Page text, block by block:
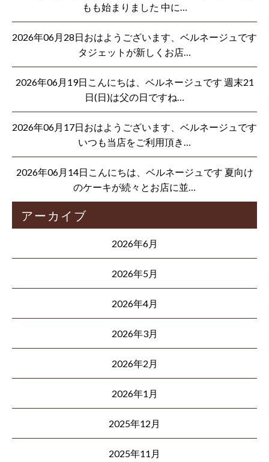
もも始まりました 中に…
2026年06月28日おはようございます、ベルネージュです
タジェットが新しくお店…
2026年06月19日こんにちは、ベルネージュです 週末21
日(日)は父の日ですね…
2026年06月17日おはようございます、ベルネージュです
いつも当店をご利用頂き…
2026年06月14日こんにちは、ベルネージュです 夏向け
のケーキが続々とお店に並…
アーカイブ
2026年6月
2026年5月
2026年4月
2026年3月
2026年2月
2026年1月
2025年12月
2025年11月